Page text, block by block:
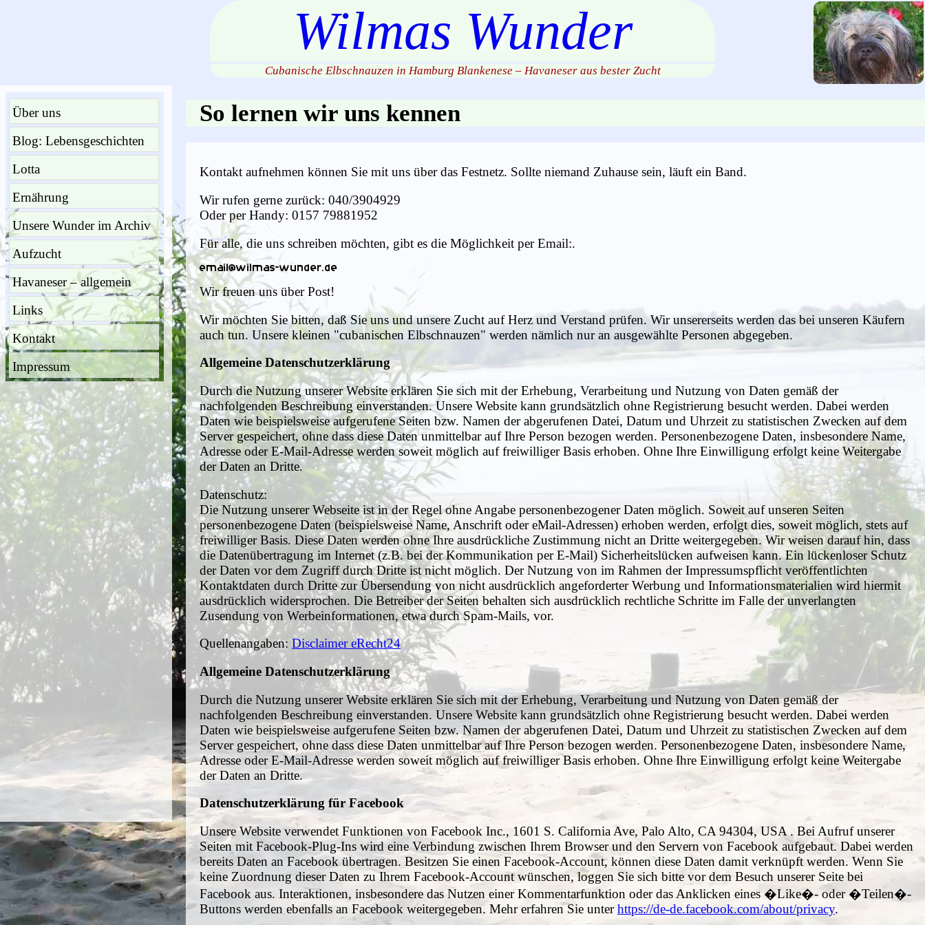
Wilmas Wunder
Cubanische Elbschnauzen in Hamburg Blankenese – Havaneser aus bester Zucht
Über uns
Blog: Lebensgeschichten
Lotta
Ernährung
Unsere Wunder im Archiv
Aufzucht
Havaneser – allgemein
Links
Kontakt
Impressum
So lernen wir uns kennen
Kontakt aufnehmen können Sie mit uns über das Festnetz. Sollte niemand Zuhause sein, läuft ein Band.
Wir rufen gerne zurück: 040/3904929
Oder per Handy: 0157 79881952
Für alle, die uns schreiben möchten, gibt es die Möglichkeit per Email:.
Wir freuen uns über Post!
Wir möchten Sie bitten, daß Sie uns und unsere Zucht auf Herz und Verstand prüfen. Wir unsererseits werden das bei unseren Käufern
auch tun. Unsere kleinen "cubanischen Elbschnauzen" werden nämlich nur an ausgewählte Personen abgegeben.
Allgemeine Datenschutzerklärung
Durch die Nutzung unserer Website erklären Sie sich mit der Erhebung, Verarbeitung und Nutzung von Daten gemäß der
nachfolgenden Beschreibung einverstanden. Unsere Website kann grundsätzlich ohne Registrierung besucht werden. Dabei werden
Daten wie beispielsweise aufgerufene Seiten bzw. Namen der abgerufenen Datei, Datum und Uhrzeit zu statistischen Zwecken auf dem
Server gespeichert, ohne dass diese Daten unmittelbar auf Ihre Person bezogen werden. Personenbezogene Daten, insbesondere Name,
Adresse oder E-Mail-Adresse werden soweit möglich auf freiwilliger Basis erhoben. Ohne Ihre Einwilligung erfolgt keine Weitergabe
der Daten an Dritte.
Datenschutz:
Die Nutzung unserer Webseite ist in der Regel ohne Angabe personenbezogener Daten möglich. Soweit auf unseren Seiten
personenbezogene Daten (beispielsweise Name, Anschrift oder eMail-Adressen) erhoben werden, erfolgt dies, soweit möglich, stets auf
freiwilliger Basis. Diese Daten werden ohne Ihre ausdrückliche Zustimmung nicht an Dritte weitergegeben. Wir weisen darauf hin, dass
die Datenübertragung im Internet (z.B. bei der Kommunikation per E-Mail) Sicherheitslücken aufweisen kann. Ein lückenloser Schutz
der Daten vor dem Zugriff durch Dritte ist nicht möglich. Der Nutzung von im Rahmen der Impressumspflicht veröffentlichten
Kontaktdaten durch Dritte zur Übersendung von nicht ausdrücklich angeforderter Werbung und Informationsmaterialien wird hiermit
ausdrücklich widersprochen. Die Betreiber der Seiten behalten sich ausdrücklich rechtliche Schritte im Falle der unverlangten
Zusendung von Werbeinformationen, etwa durch Spam-Mails, vor.
Quellenangaben:Disclaimer eRecht24
Allgemeine Datenschutzerklärung
Durch die Nutzung unserer Website erklären Sie sich mit der Erhebung, Verarbeitung und Nutzung von Daten gemäß der
nachfolgenden Beschreibung einverstanden. Unsere Website kann grundsätzlich ohne Registrierung besucht werden. Dabei werden
Daten wie beispielsweise aufgerufene Seiten bzw. Namen der abgerufenen Datei, Datum und Uhrzeit zu statistischen Zwecken auf dem
Server gespeichert, ohne dass diese Daten unmittelbar auf Ihre Person bezogen werden. Personenbezogene Daten, insbesondere Name,
Adresse oder E-Mail-Adresse werden soweit möglich auf freiwilliger Basis erhoben. Ohne Ihre Einwilligung erfolgt keine Weitergabe
der Daten an Dritte.
Datenschutzerklärung für Facebook
Unsere Website verwendet Funktionen von Facebook Inc., 1601 S. California Ave, Palo Alto, CA 94304, USA . Bei Aufruf unserer
Seiten mit Facebook-Plug-Ins wird eine Verbindung zwischen Ihrem Browser und den Servern von Facebook aufgebaut. Dabei werden
bereits Daten an Facebook übertragen. Besitzen Sie einen Facebook-Account, können diese Daten damit verknüpft werden. Wenn Sie
keine Zuordnung dieser Daten zu Ihrem Facebook-Account wünschen, loggen Sie sich bitte vor dem Besuch unserer Seite bei
Facebook aus. Interaktionen, insbesondere das Nutzen einer Kommentarfunktion oder das Anklicken eines �Like�- oder �Teilen�-
Buttons werden ebenfalls an Facebook weitergegeben. Mehr erfahren Sie unterhttps://de-de.facebook.com/about/privacy.